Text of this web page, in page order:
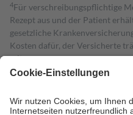
4Für verschreibungspflichtige
Rezept aus und der Patient
gesetzliche
Kosten dafür, der Versicherte
mit.
Grundsätzlich leisten Mitglieder
höchstens zehn Euro.
Es sind
Kosten der Leistung zu